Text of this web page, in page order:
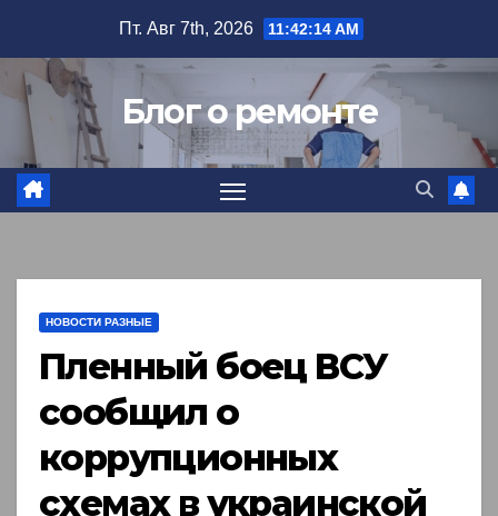
содержимому
Пт. Авг 7th, 2026 11:42:15 AM
Блог о ремонте
НОВОСТИ РАЗНЫЕ
Пленный боец ВСУ
сообщил о
коррупционных
схемах в украинской